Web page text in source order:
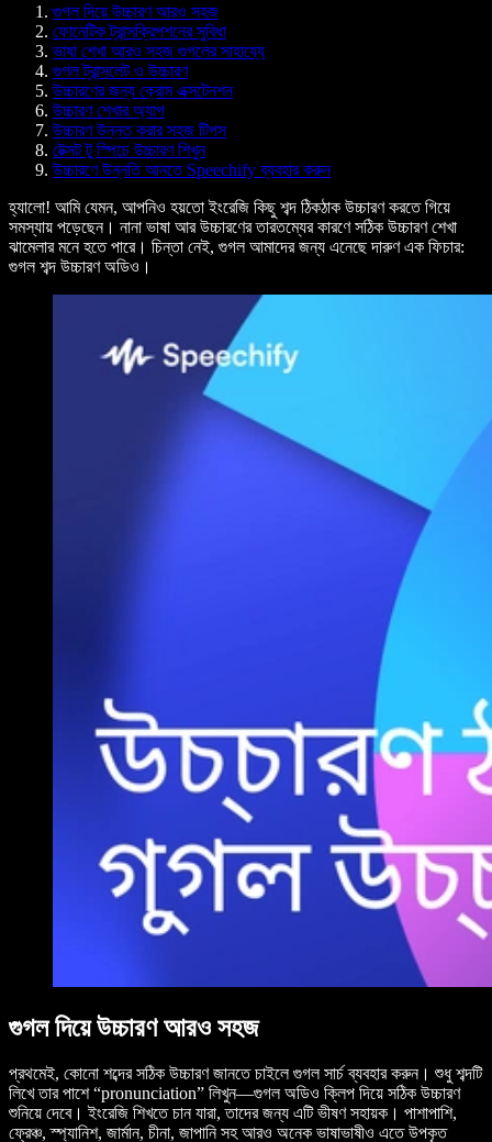
গুগল দিয়ে উচ্চারণ আরও সহজ
ফোনেটিক ট্রান্সক্রিপশনের সুবিধা
ভাষা শেখা আরও সহজ গুগলের সাহায্যে
গুগল ট্রান্সলেট ও উচ্চারণ
উচ্চারণের জন্য ক্রোম এক্সটেনশন
উচ্চারণ শেখার অ্যাপ
উচ্চারণ উন্নত করার সহজ টিপস
টেক্সট টু স্পিচে উচ্চারণ শিখুন
উচ্চারণে উন্নতি আনতে Speechify ব্যবহার করুন
হ্যালো! আমি যেমন, আপনিও হয়তো ইংরেজি কিছু শব্দ ঠিকঠাক উচ্চারণ করতে গিয়ে
সমস্যায় পড়েছেন। নানা ভাষা আর উচ্চারণের তারতম্যের কারণে সঠিক উচ্চারণ শেখা
ঝামেলার মনে হতে পারে। চিন্তা নেই, গুগল আমাদের জন্য এনেছে দারুণ এক ফিচার:
গুগল শব্দ উচ্চারণ অডিও।
গুগল দিয়ে উচ্চারণ আরও সহজ
প্রথমেই, কোনো শব্দের সঠিক উচ্চারণ জানতে চাইলে গুগল সার্চ ব্যবহার করুন। শুধু শব্দটি
লিখে তার পাশে “pronunciation” লিখুন—গুগল অডিও ক্লিপ দিয়ে সঠিক উচ্চারণ
শুনিয়ে দেবে। ইংরেজি শিখতে চান যারা, তাদের জন্য এটি ভীষণ সহায়ক। পাশাপাশি,
ফ্রেঞ্চ, স্প্যানিশ, জার্মান, চীনা, জাপানি সহ আরও অনেক ভাষাভাষীও এতে উপকৃত